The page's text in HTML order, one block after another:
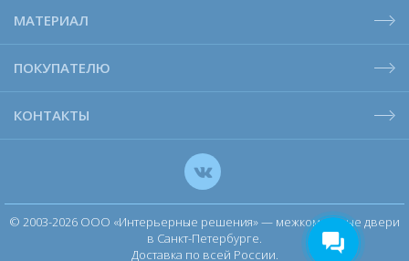
МАТЕРИАЛ
ПОКУПАТЕЛЮ
КОНТАКТЫ
© 2003-2026 ООО «Интерьерные решения» — межкомнатные двери
в Санкт-Петербурге.
Доставка по всей России.